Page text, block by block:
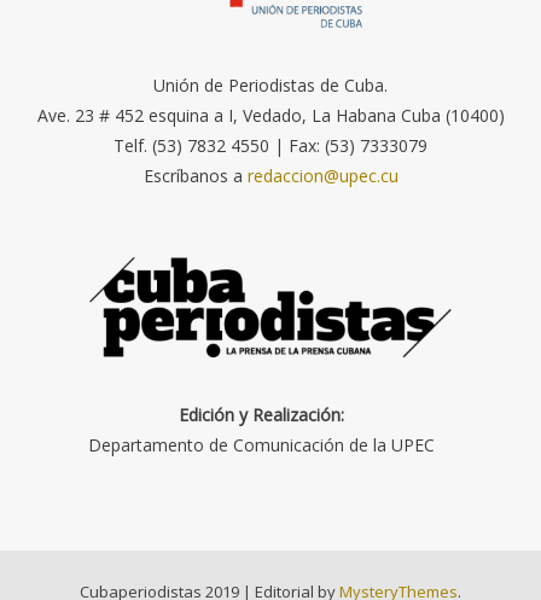
Unión de Periodistas de Cuba.
Ave. 23 # 452 esquina a I, Vedado, La Habana Cuba (10400)
Telf. (53) 7832 4550 | Fax: (53) 7333079
Escríbanos a redaccion@upec.cu
Edición y Realización:
Departamento de Comunicación de la UPEC
Cubaperiodistas 2019 | Editorial byMysteryThemes.